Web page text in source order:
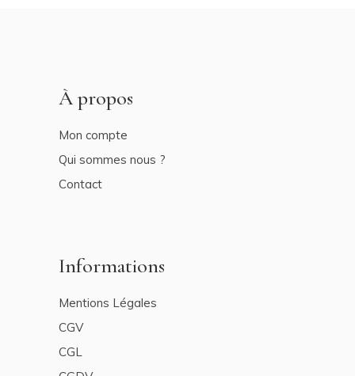
À propos
Mon compte
Qui sommes nous ?
Contact
Informations
Mentions Légales
CGV
CGL